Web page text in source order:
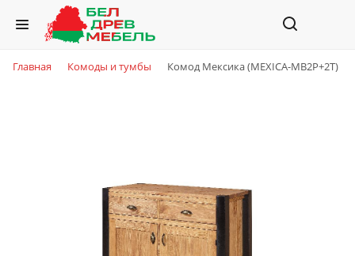
Главная Комоды и тумбы Комод Мексика (MEXICA-MB2P+2T)